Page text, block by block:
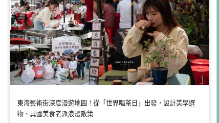
東海藝術街深度漫遊地圖！從「世界喝茶日」出發，設計美學選
物、異國美食老派浪漫散策